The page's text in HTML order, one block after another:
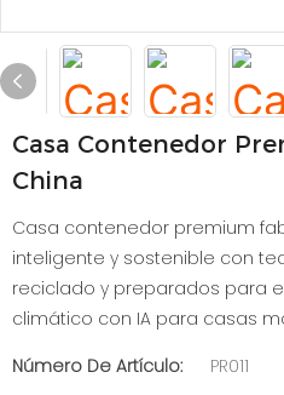
Casa Contenedor
China
Casa contenedor premium
inteligente y sostenible con
reciclado y preparados para
climático con IA para casas
Número De Artículo:
PR011